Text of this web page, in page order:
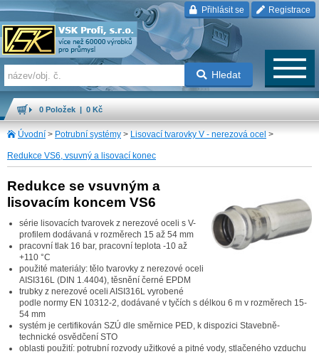
Přihlásit se Registrace
Hledat
0 Položek | 0 Kč
Úvodní > Potrubní systémy > Lisovací tvarovky V - nerezová ocel >
Redukce VS6, vsuvný a lisovací konec
Redukce se vsuvným a
lisovacím koncem VS6
série lisovacích tvarovek z nerezové oceli s V-
profilem dodávaná v rozměrech 15 až 54 mm
pracovní tlak 16 bar, pracovní teplota -10 až
+110 °C
použité materiály: tělo tvarovky z nerezové oceli
AISI316L (DIN 1.4404), těsnění černé EPDM
trubky z nerezové oceli AISI316L vyrobené
podle normy EN 10312-2, dodávané v tyčích s délkou 6 m v rozměrech 15-
54 mm
systém je certifikován SZÚ dle směrnice PED, k dispozici Stavebně-
technické osvědčení STO
oblasti použití: potrubní rozvody užitkové a pitné vody, stlačeného vzduchu